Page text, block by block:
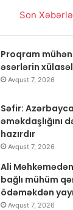
Son
Proqram
əsərlərin
Avqust 7, 2026
Səfir:
əməkdaşlığını
hazırdır
Avqust 7, 2026
Ali
bağlı mühüm
ödəməkdən
Avqust 7, 2026